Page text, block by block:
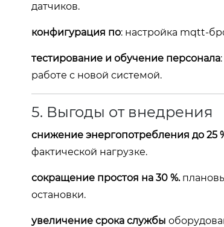
датчиков.
конфигурация по: настройка
тестирование и обучение персонала
работе с новой системой.
5. Выгоды от внедрения
снижение энергопотребления до 25
фактической нагрузке.
сокращение простоя на 30 %.
остановки.
увеличение срока службы